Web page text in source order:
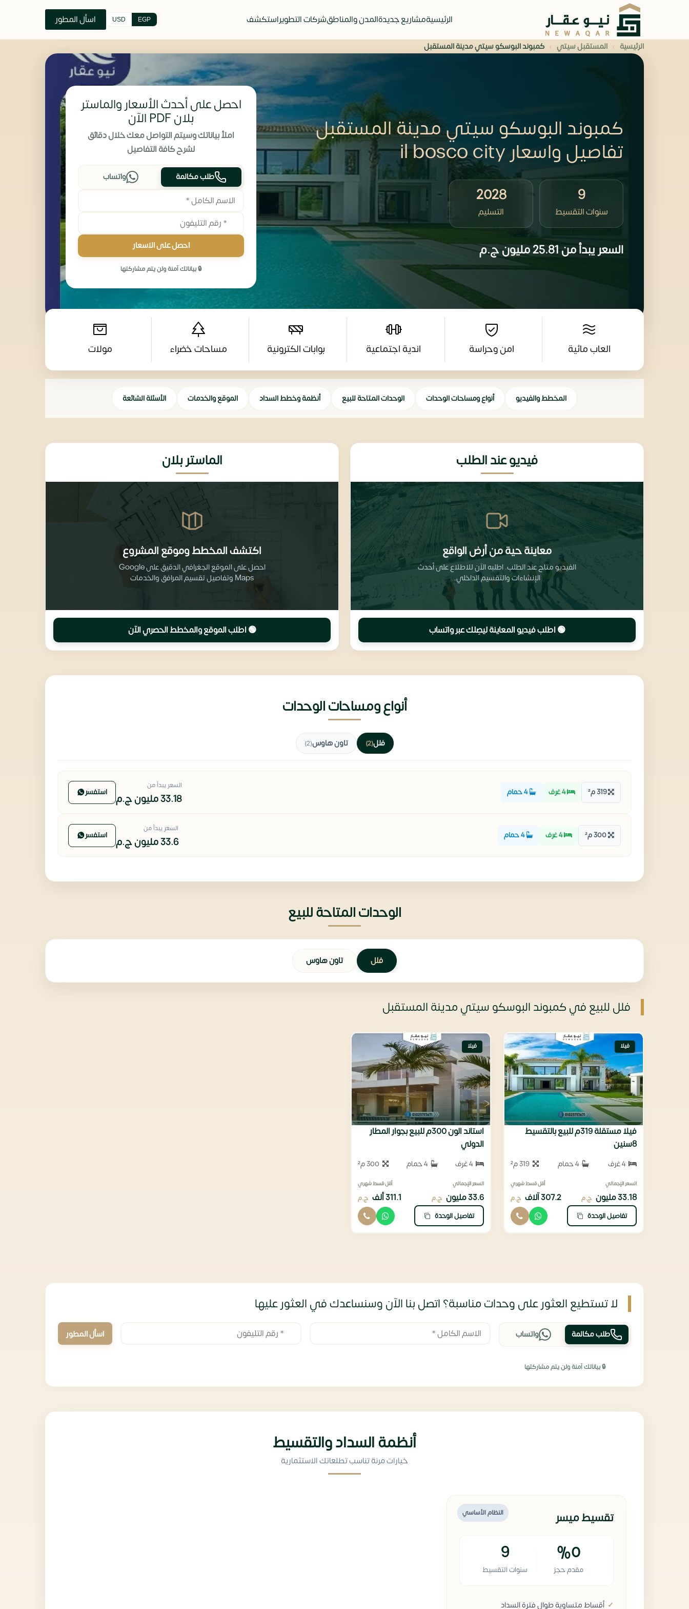
الرئيسيةمشاريع جديدةالمدن والمناطقشركات التطويراستكشف EGP
USD اسأل المطور
الرئيسية › المستقبل سيتي › كمبوند البوسكو سيتي مدينة المستقبل
كمبوند البوسكو سيتي مدينة المستقبل
تفاصيل واسعار il bosco city
9
سنوات التقسيط
2028
التسليم
السعر يبدأ من25.81 مليون ج.م
احصل على أحدث الأسعار والماستر
بلان PDF الآن
املأ بياناتك وسيتم التواصل معك خلال دقائق
لشرح كافة التفاصيل
طلب مكالمة واتساب
احصل على الاسعار
🔒 بياناتك آمنة ولن يتم مشاركتها
العاب مائية امن وحراسة اندية اجتماعية بوابات الكترونية مساحات خضراء مولات
المخطط والفيديو أنواع ومساحات الوحدات الوحدات المتاحة للبيع أنظمة وخطط السداد الموقع والخدمات الأسئلة الشائعة
فيديو عند الطلب
معاينة حية من أرض الواقع
الفيديو متاح عند الطلب. اطلبه الآن للاطلاع على أحدث
الإنشاءات والتقسيم الداخلي.
🟢 اطلب فيديو المعاينة ليصِلك عبر واتساب
الماستر بلان
اكتشف المخطط وموقع المشروع
احصل على الموقع الجغرافي الدقيق على Google
Maps وتفاصيل تقسيم المرافق والخدمات
🟢 اطلب الموقع والمخطط الحصري الآن
أنواع ومساحات الوحدات
فلل(2) تاون هاوس(2)
319 م² 4 غرف 4 حمام
السعر يبدأ من
33.18 مليون ج.م استفسر
4 غرف 4 حمام
السعر يبدأ من
33.6 مليون ج.م استفسر
الوحدات المتاحة للبيع
فلل تاون هاوس
فلل للبيع في كمبوند البوسكو سيتي مدينة المستقبل
فيلا
فيلا مستقلة 319م للبيع بالتقسيط
8سنين
319 م²
السعر الإجمالي
33.18 مليون ج.م
أقل قسط شهري
307.2 آلاف ج.م
تفاصيل الوحدة
فيلا
استاند الون 300م للبيع بجوار المطار
الدولي
4 حمام
السعر الإجمالي
33.6 مليون ج.م
أقل قسط شهري
311.1 ألف ج.م
تفاصيل الوحدة
لا تستطيع العثور على وحدات مناسبة؟ اتصل بنا الآن وسنساعدك في العثور عليها
طلب مكالمة واتساب اسأل المطور
🔒 بياناتك آمنة ولن يتم مشاركتها
أنظمة السداد والتقسيط
خيارات مرنة تناسب تطلعاتك الاستثمارية
النظام الأساسي تقسيط ميسر
%0
مقدم حجز
9
سنوات التقسيط
أقساط متساوية طوال فترة السداد